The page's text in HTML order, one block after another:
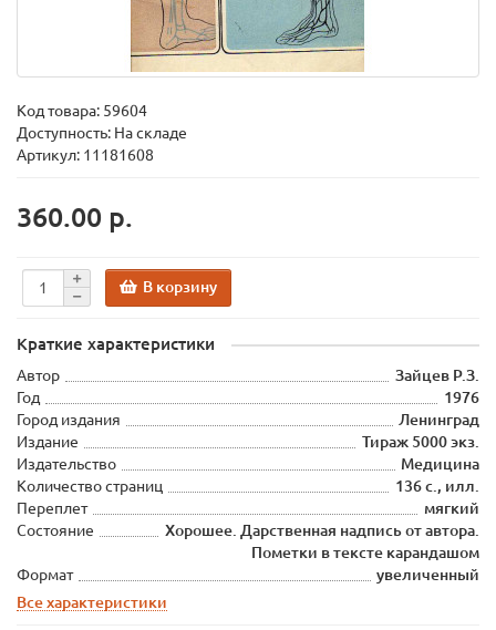
Код товара: 59604
Доступность: На складе
Артикул: 11181608
360.00 р.
В корзину
Краткие характеристики
Автор
Зайцев Р.З.
Год
1976
Город издания
Ленинград
Издание
Тираж 5000 экз.
Издательство
Медицина
Количество страниц
136 с., илл.
Переплет
мягкий
Состояние
Хорошее. Дарственная надпись от автора.
Пометки в тексте карандашом
Формат
увеличенный
Все характеристики